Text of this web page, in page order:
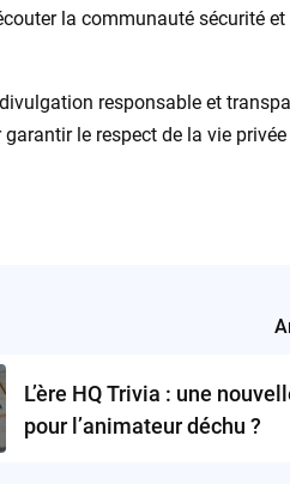
la communauté sécurité et
responsable et
le respect de la vie privée
L’ère HQ Trivia : une
pour l’animateur déchu ?